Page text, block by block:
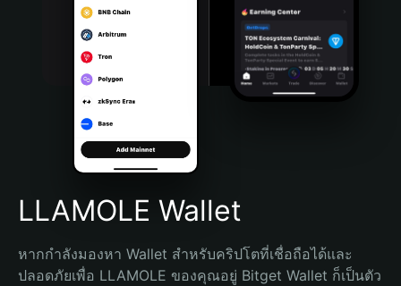
Português (Portugal)
Bahasa Indonesia
Português (Brasil)
Español (Argentina)
LLAMOLE Wallet
หากกำลังมองหา Wallet สำหรับคริปโตที่เชื่อถือได้และ
ปลอดภัยเพื่อ LLAMOLE ของคุณอยู่ Bitget Wallet ก็เป็นตัว